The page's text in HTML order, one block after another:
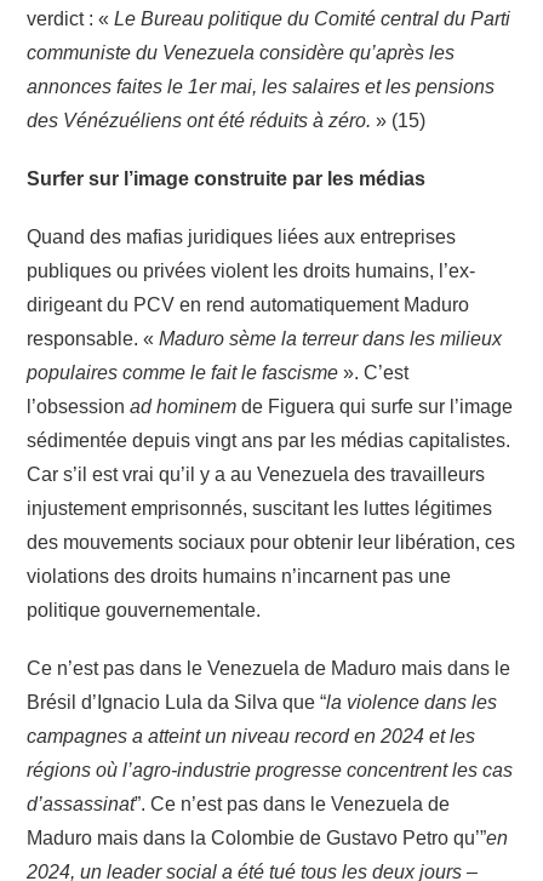
verdict : «Le Bureau politique du Comité central du Parti
communiste du Venezuela considère qu’après les
annonces faites le 1er mai, les salaires et les pensions
des Vénézuéliens ont été réduits à zéro.» (15)
Surfer sur l’image construite par les médias
Quand des mafias juridiques liées aux entreprises
publiques ou privées violent les droits humains, l’ex-
dirigeant du PCV en rend automatiquement Maduro
responsable. «Maduro sème la terreur dans les milieux
populaires comme le fait le fascisme ». C’est
l’obsessionad hominem de Figuera qui surfe sur l’image
sédimentée depuis vingt ans par les médias capitalistes.
Car s’il est vrai qu’il y a au Venezuela des travailleurs
injustement emprisonnés, suscitant les luttes légitimes
des mouvements sociaux pour obtenir leur libération, ces
violations des droits humains n’incarnent pas une
politique gouvernementale.
Ce n’est pas dans le Venezuela de Maduro mais dans le
Brésil d’Ignacio Lula da Silva que “la violence dans les
campagnes a atteint un niveau record en 2024 et les
régions où l’agro-industrie progresse concentrent les cas
d’assassinat”. Ce n’est pas dans le Venezuela de
Maduro mais dans la Colombie de Gustavo Petro qu’”en
2024, un leader social a été tué tous les deux jours –